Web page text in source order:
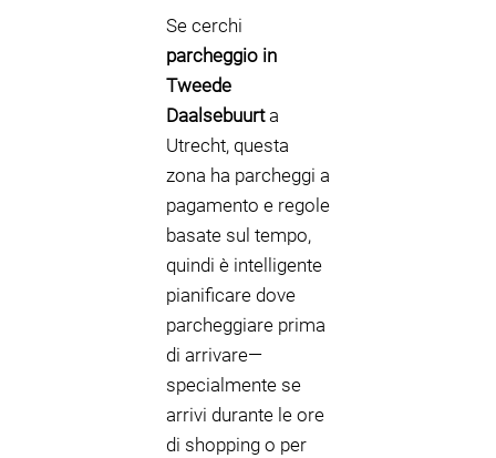
Se cerchi
parcheggio in
Tweede
Daalsebuurta
Utrecht, questa
zona ha parcheggi a
pagamento e regole
basate sul tempo,
quindi è intelligente
pianificare dove
parcheggiare prima
di arrivare—
specialmente se
arrivi durante le ore
di shopping o per